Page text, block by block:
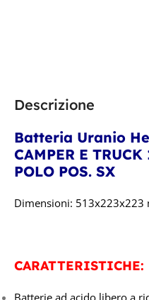
Descrizione
Batteria Uranio
CAMPER E
POLO POS. SX
Dimensioni: 513x223x223
CARATTERISTICHE: